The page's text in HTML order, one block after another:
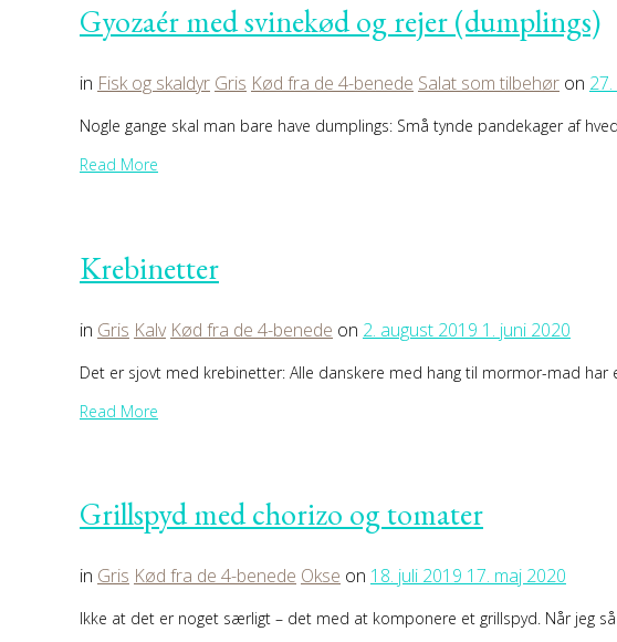
Gyozaér med svinekød og rejer (dumplings)
in Fisk og skaldyr Gris Kød fra de 4-benede Salat som tilbehør on
Nogle gange skal man bare have dumplings: Små tynde pandekager af
Read More
Krebinetter
in Gris Kalv Kød fra de 4-benede on 2. august 2019 1. juni 2020
Det er sjovt med krebinetter: Alle danskere med hang til mormor-mad
Read More
Grillspyd med chorizo og tomater
in Gris Kød fra de 4-benede Okse on 18. juli 2019 17. maj 2020
Ikke at det er noget særligt – det med at komponere et grillspyd. Når jeg